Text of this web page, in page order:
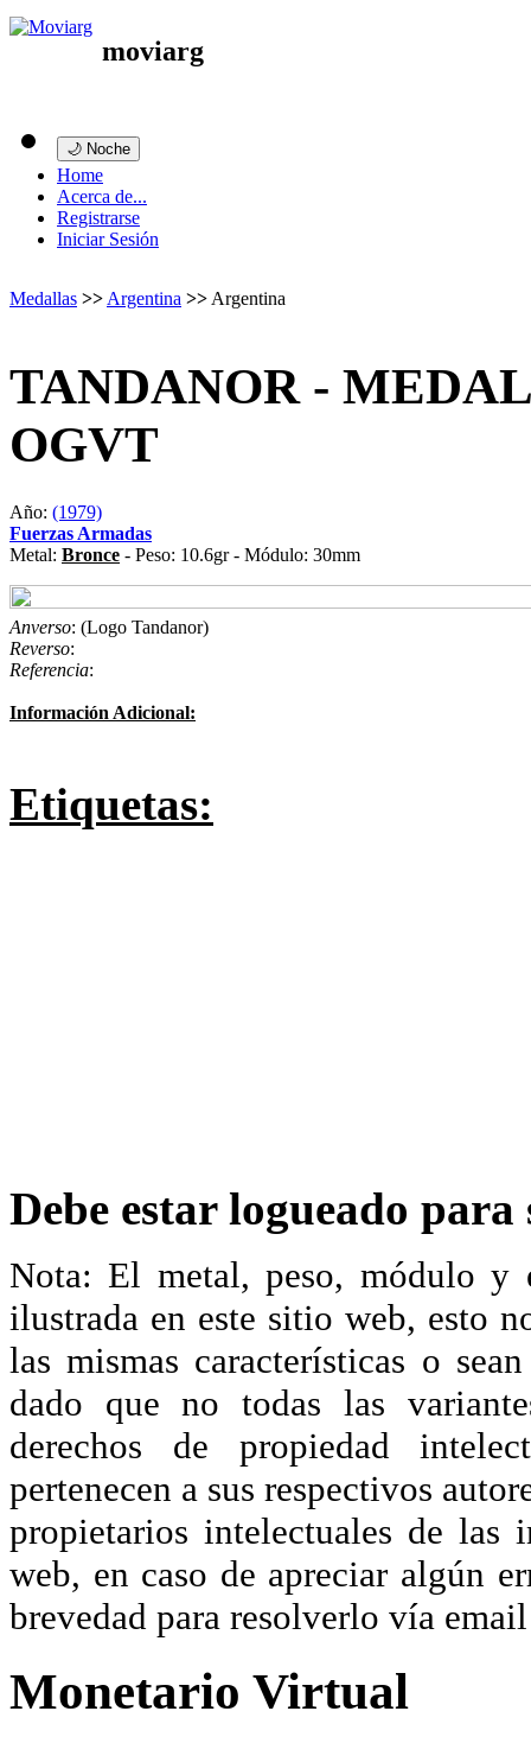
moviarg
🌙 Noche
Home
Acerca de...
Registrarse
Iniciar Sesión
Medallas >> Argentina >> Argentina
TANDANOR -
OGVT
Año: (1979)
Fuerzas Armadas
Metal: Bronce - Peso: 10.6gr - Módulo: 30mm
Anverso: (Logo Tandanor)
Reverso:
Referencia:
Información Adicional:
Etiquetas:
Debe estar logueado
Nota: El metal, peso, módulo y
ilustrada en este sitio web, esto
las mismas características o
dado que no todas las
derechos de propiedad
pertenecen a sus respectivos
propietarios intelectuales de las
web, en caso de apreciar algún
brevedad para resolverlo vía
Monetario Virtual